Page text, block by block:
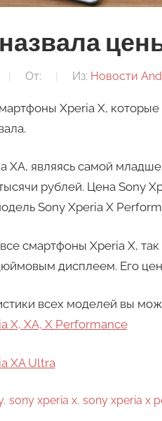
назвала
От: Из: Новости
Xperia X,
XA, являясь самой
рублей. Цена Sony
Sony Xperia X
смартфоны Xperia X,
дисплеем. Его
всех моделей вы
X, XA, X Performance
XA Ultra
, sony xperia x, sony xperia x